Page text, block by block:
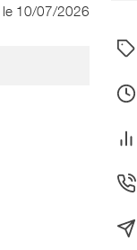
le 10/07/2026